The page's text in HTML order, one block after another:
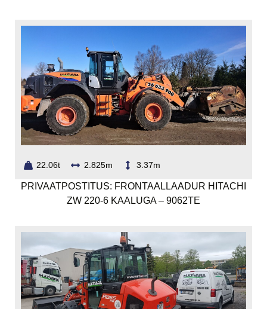
22.06t 2.825m 3.37m
PRIVAATPOSTITUS: FRONTAALLAADUR HITACHI
ZW 220-6 KAALUGA – 9062TE